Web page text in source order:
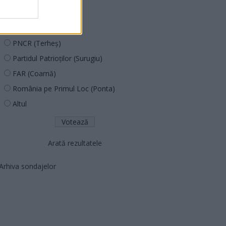
PNCR (Terheș)
Partidul Patrioților (Surugiu)
FAR (Coarnă)
România pe Primul Loc (Ponta)
Altul
Arată rezultatele
sondajelor